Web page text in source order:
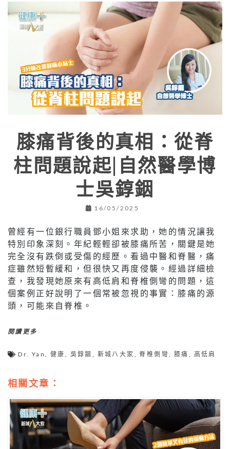
膝痛背後的真相：從脊
柱問題說起|自然醫學博
士吳錞銦
16/05/2025
曾經有一位銀行職員鄧小姐來求助，她的情況讓我
特別印象深刻。年紀輕輕卻被膝痛所苦，關鍵是她
完全沒有跌倒或受傷的經歷。看過中醫和脊醫，痛
症雖然短暫緩和，但很快又再度侵襲。經過詳細檢
查，我發現她原來有高低肩和脊椎側彎的問題，這
個案例正好說明了一個常被忽視的事實：膝痛的源
頭，可能來自脊椎。
閱讀更多
Dr. Yan ,健康 吳錞銦 新城八大家 ,脊椎側彎 膝痛 高低肩
相關文章：